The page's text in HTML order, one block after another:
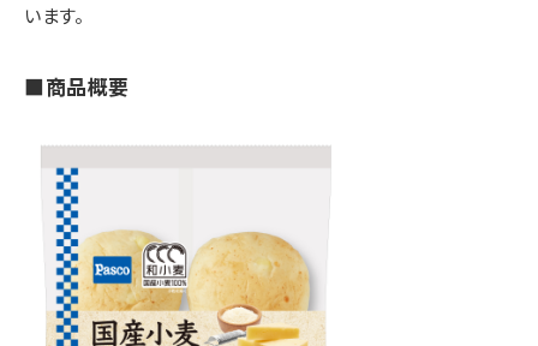
います。
■商品概要